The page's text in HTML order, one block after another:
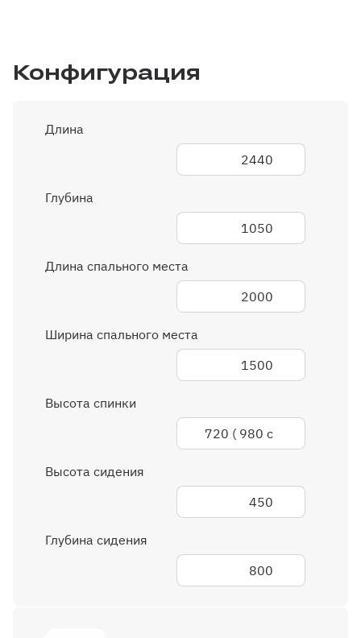
Конфигурация
Длина
2440
Глубина
1050
Длина спального места
2000
Ширина спального места
1500
Высота спинки
720 ( 980 с
подушками)
Высота сидения
450
Глубина сидения
800